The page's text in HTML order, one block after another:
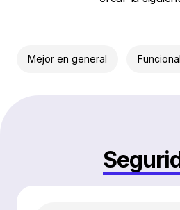
Mejor en general